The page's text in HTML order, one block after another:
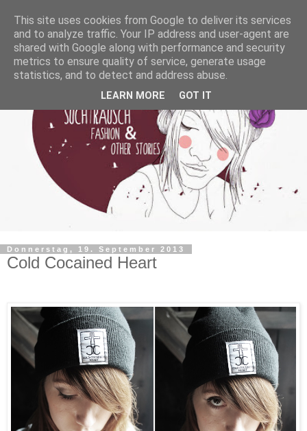
Donnerstag, 19. September 2013
Cold Cocained Heart
This site uses cookies from Google to deliver its services
and to analyze traffic. Your IP address and user-agent are
shared with Google along with performance and security
metrics to ensure quality of service, generate usage
statistics, and to detect and address abuse.
LEARN MORE GOT IT